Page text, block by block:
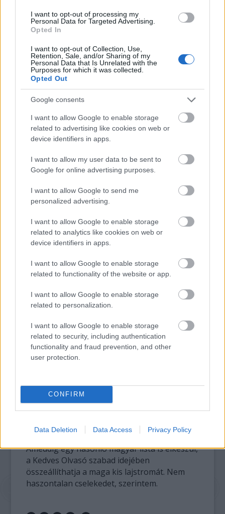
I want to opt-out of processing my
Personal Data for Targeted Advertising.
Opted In
I want to opt-out of Collection, Use,
Retention, Sale, and/or Sharing of my
Personal Data that Is Unrelated with the
Purposes for which it was collected.
Opted Out
Google consents
I want to allow Google to enable storage
related to advertising like cookies on web or
device identifiers in apps.
I want to allow my user data to be sent to
Google for online advertising purposes.
I want to allow Google to send me
personalized advertising.
I want to allow Google to enable storage
related to analytics like cookies on web or
device identifiers in apps.
I want to allow Google to enable storage
related to functionality of the website or app.
I want to allow Google to enable storage
related to personalization.
I want to allow Google to enable storage
related to security, including authentication
functionality and fraud prevention, and other
user protection.
CONFIRM
Data Deletion Data Access Privacy Policy
korunkban. Félhivatalosan, merthogy
hivatalosan nem létezik ilyen lista, egyelőre.
Ha a régi top 7-et és a mait összeadjuk, szép
kis bűnlajstrom van előttünk (bennünk,
mögöttünk). Mindez persze az egyház illetve
az állam szerinti értékelés, sok-sok közös
nevezővel, de nyilván ki-ki maga is fel tudja
sorolni „kedvenceit”.
A csehek körében elvégzett felmérés például
részben hasonló eredményt hozott, kisebb
meglepetésekkel. A cseh polgár a következő
kisebbektől a legnagyobbak felé haladva:
2. Lustaság, pornográf média nézése,
büszkeség, túlzott gazdagság
3. Abortusz, szexuális élet 17 éven aluliakkal,
fukarság
4. Azonos neművel szexuális viszonyt
5. Gyermekeinkkel szemben testi fenyítést
alkalmazni, nem uralkodni haragunk felett
élelmiszereknél
7. Nagy sebességgel menni az autópályán,
eutanázia, hazudni hozzátartozóinknak
8. Hűtlenség, környezetszennyezés
9. Erőszak a partnerünkkel szemben,
hazaárulást elkövetni
11. Szexuális életet élni 15 évnél fiatalabbal,
kokain és egyéb kemény drogok használata
12. Genetikai kísérletek emberekkel,
drogkereskedelem
Ameddig egy hasonló magyar lista is elkészül,
a Kedves Olvasó szabad idejében
összeállíthatja a maga kis lajstromát. Nem
haszontalan cselekedet, szerintem.